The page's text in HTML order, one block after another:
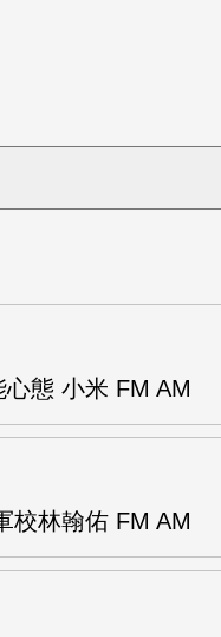
態 小米 FM AM
校林翰佑 FM AM